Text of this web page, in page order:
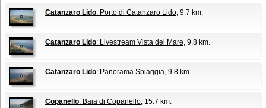
Catanzaro Lido: Porto di Catanzaro Lido , 9.7 km.
Catanzaro Lido: Livestream Vista del Mare , 9.8 km.
Catanzaro Lido: Panorama Spiaggia , 9.8 km.
Copanello: Baia di Copanello , 15.7 km.